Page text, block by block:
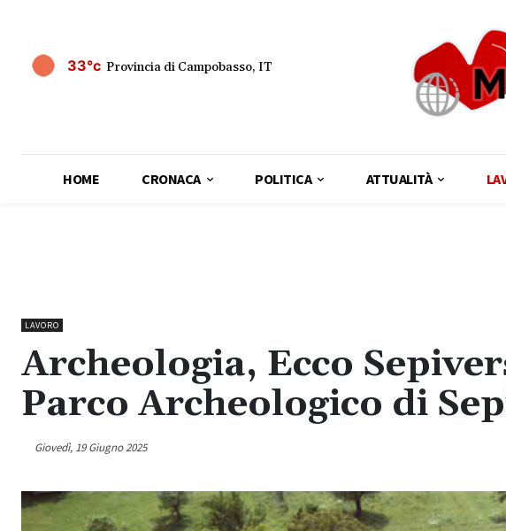
33°c Provincia di Campobasso, IT
HOME CRONACA POLITICA ATTUALITÀ
LAVORO
Archeologia, Ecco
Parco Archeologico di
Giovedì, 19 Giugno 2025